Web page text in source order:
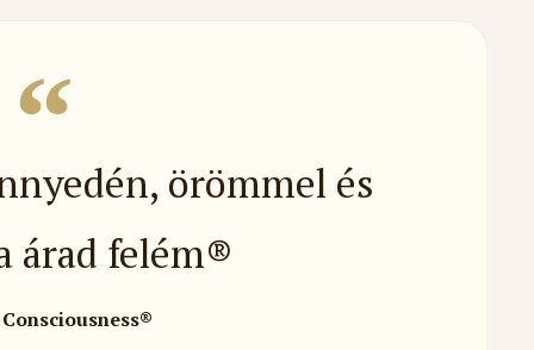
örömmel és
árad felém®